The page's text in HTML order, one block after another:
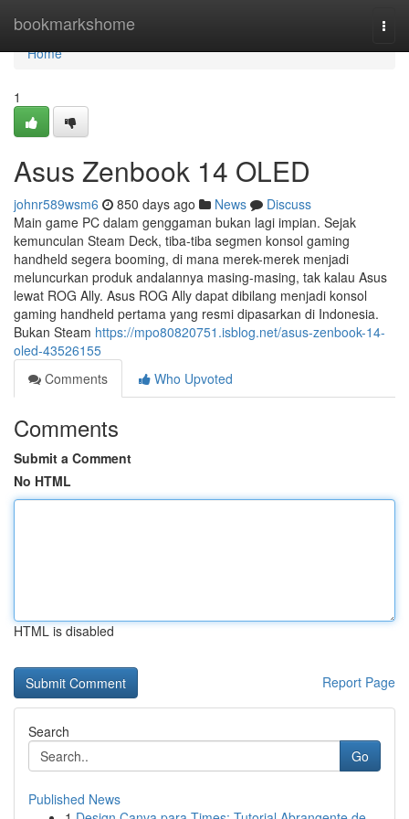
bookmarkshome
Home
Home
1
Asus Zenbook 14 OLED
johnr589wsm6 850 days ago News
Discuss
Main game PC dalam genggaman bukan lagi impian. Sejak
kemunculan Steam Deck, tiba-tiba segmen konsol gaming
handheld segera booming, di mana merek-merek menjadi
meluncurkan produk andalannya masing-masing, tak kalau Asus
lewat ROG Ally. Asus ROG Ally dapat dibilang menjadi konsol
gaming handheld pertama yang resmi dipasarkan di Indonesia.
Bukan Steam https://mpo80820751.isblog.net/asus-zenbook-14-
oled-43526155
Comments
Who Upvoted
Comments
Submit a Comment
No HTML
HTML is disabled
Report Page
Search
Go
Published News